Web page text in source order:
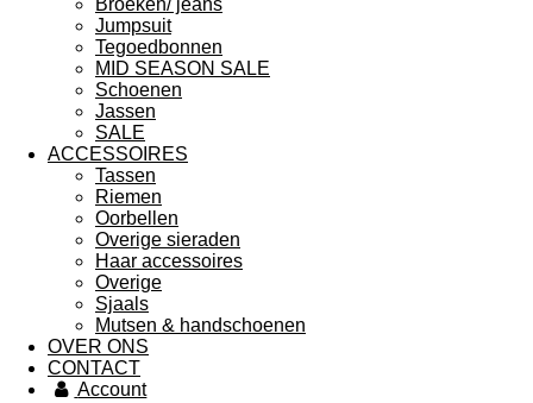
Broeken/ jeans
Jumpsuit
Tegoedbonnen
MID SEASON SALE
Schoenen
Jassen
SALE
ACCESSOIRES
Tassen
Riemen
Oorbellen
Overige sieraden
Haar accessoires
Overige
Sjaals
Mutsen & handschoenen
OVER ONS
CONTACT
Account